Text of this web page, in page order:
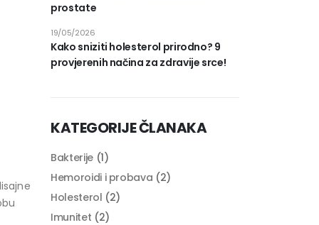
prostate
Kako sniziti holesterol prirodno? 9
provjerenih načina za zdravije srce!
19/05/2026
KATEGORIJE ČLANAKA
Bakterije(1)
Hemoroidi i probava (2)
Holesterol (2)
Imunitet (2)